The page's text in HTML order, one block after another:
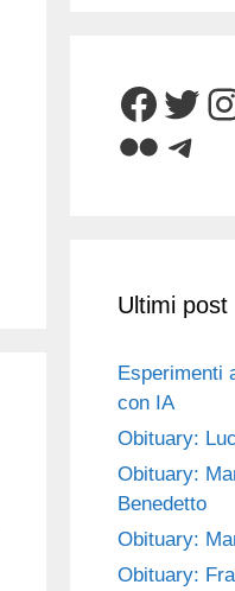
Flickr
Ultimi post
Esperimenti
con IA
Obituary:
Obituary:
Benedetto
Obituary:
Obituary: